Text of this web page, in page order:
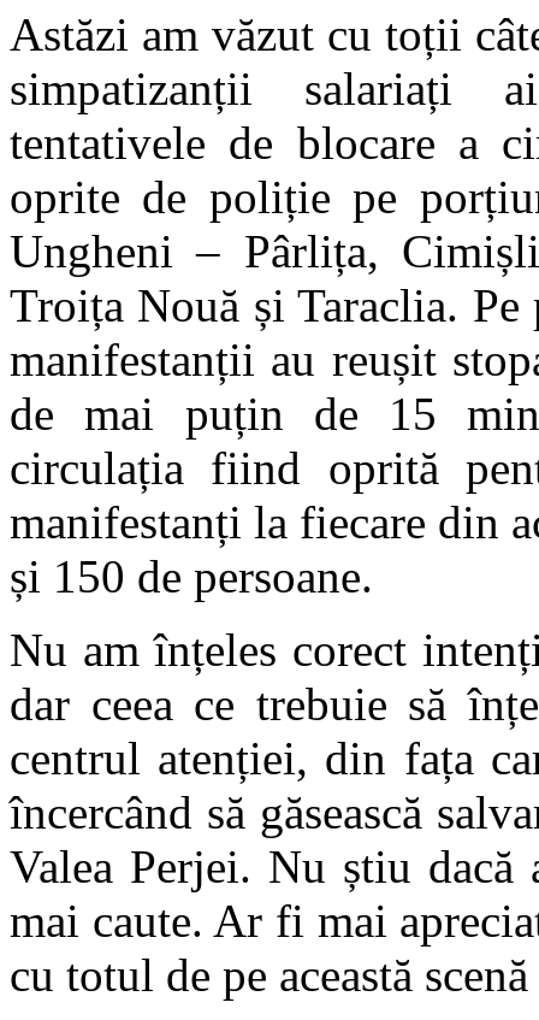
Astăzi am văzut cu toții
simpatizanții salariați
tentativele de blocare a
oprite de poliție pe
Ungheni – Pârlița,
Troița Nouă și Taraclia.
manifestanții au reușit
de mai puțin de 15
circulația fiind oprită
manifestanți la fiecare din
și 150 de persoane.
Nu am înțeles corect
dar ceea ce trebuie să
centrul atenției, din fața
încercând să găsească
Valea Perjei. Nu știu
mai caute. Ar fi mai
cu totul de pe această